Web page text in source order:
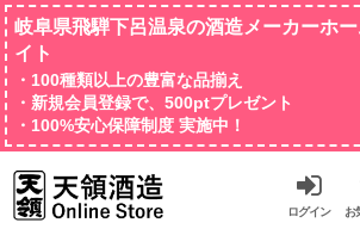
岐阜県飛騨下呂温泉の酒造メーカーホ
イト
・100種類以上の豊富な品揃え
・新規会員登録で、500ptプレゼント
・100%安心保障制度 実施中！
ログイン お